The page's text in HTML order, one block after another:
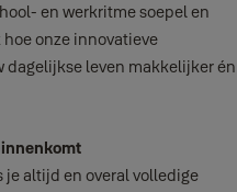
en werkritme soepel en
onze innovatieve
dagelijkse leven makkelijker én
je altijd en overal volledige